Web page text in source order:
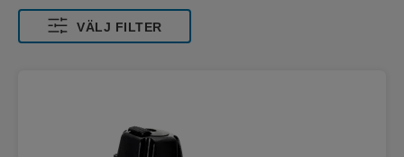
VÄLJ FILTER